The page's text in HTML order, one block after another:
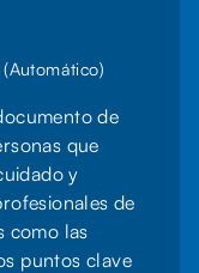
de
que
y
de
como las
puntos clave